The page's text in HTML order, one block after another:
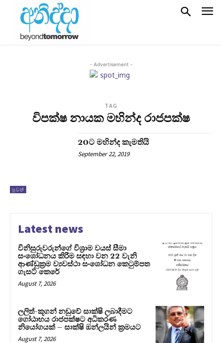
- Advertisement -
TAG
විපක්ෂ නායක මහින්ද රාජපක්ෂ
පුවත්
20ට මහින්ද කැමතියි
September 22, 2019
Latest news
විනිසුරුවරුන්ගේ විශ්‍රාම වයස් සීමා
සංශෝධනය කිරීම සඳහා වන 22 වැනි
ආණ්ඩුක්‍රම ව්‍යවස්ථා සංශෝධන කෙටුම්පත
ගැසට් කෙරේ
August 7, 2026
ලලිත්-කූගන් නඩුවේ සාක්ෂි ලබාදීමට
ගෝඨාභය රාජපක්ෂට අධිකරණ
නියෝගයක් – සාක්ෂි ඔන්ලයින් ක්‍රමයට
August 7, 2026